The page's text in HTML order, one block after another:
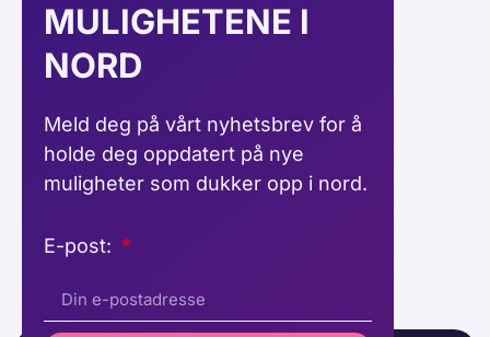
MULIGHETENE I
NORD
Meld deg på vårt nyhetsbrev for å
holde deg oppdatert på nye
muligheter som dukker opp i nord.
E-post: